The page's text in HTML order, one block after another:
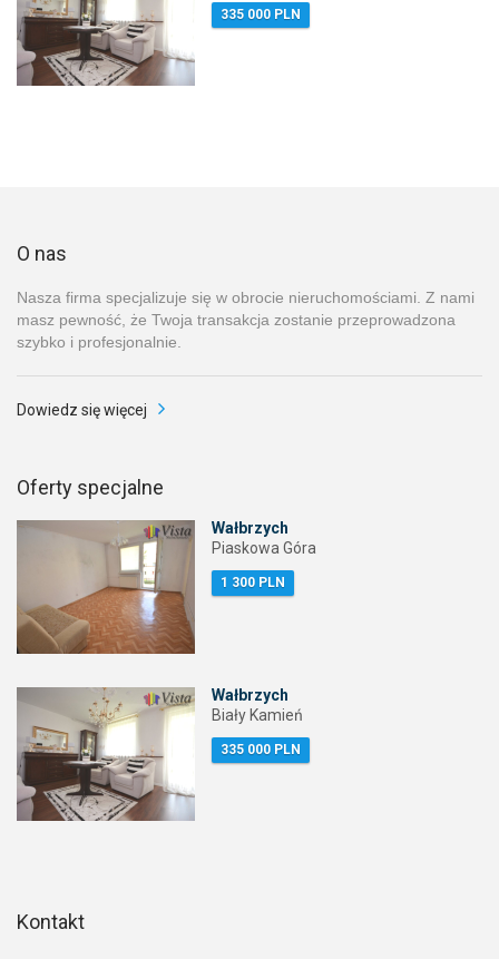
335 000 PLN
O nas
Nasza firma specjalizuje się w obrocie nieruchomościami. Z nami
masz pewność, że Twoja transakcja zostanie przeprowadzona
szybko i profesjonalnie.
Dowiedz się więcej
Oferty specjalne
Wałbrzych
Piaskowa Góra
1 300 PLN
Wałbrzych
Biały Kamień
335 000 PLN
Kontakt